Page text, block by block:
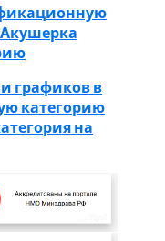
графиков в
категорию
на